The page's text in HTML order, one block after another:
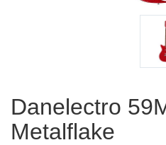
Danelectro
Metalflake